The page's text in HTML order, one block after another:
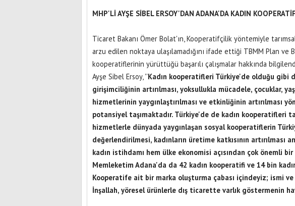
MHP'Lİ AYŞE SİBEL ERSOY'DAN ADANA'DA KADIN
Ticaret Bakanı Ömer Bolat'ın, Kooperatifçilik yöntemiyle
arzu edilen noktaya ulaşılamadığını ifade ettiği TBMM Plan ve
kooperatiflerinin yürüttüğü başarılı çalışmalar hakkında
Ayşe Sibel Ersoy, ''Kadın kooperatifleri Türkiye'de olduğu gibi
girişimciliğinin artırılması, yoksullukla mücadele, çocuklar,
hizmetlerinin yaygınlaştırılması ve etkinliğinin artırılması
potansiyel taşımaktadır. Türkiye'de de kadın kooperatifleri
hizmetlerle dünyada yaygınlaşan sosyal kooperatiflerin
değerlendirilmesi, kadınların üretime katkısının artırılması
kadın istihdamı hem ülke ekonomisi açısından çok önemli
Memleketim Adana'da da 42 kadın kooperatifi ve 14 bin
Kooperatife ait bir marka oluşturma çabası içindeyiz; ismi
İnşallah, yöresel ürünlerle dış ticarette varlık göstermenin